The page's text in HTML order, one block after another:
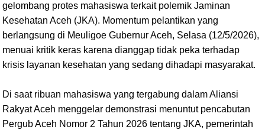
gelombang protes mahasiswa terkait polemik Jaminan
Kesehatan Aceh (JKA). Momentum pelantikan yang
berlangsung di Meuligoe Gubernur Aceh, Selasa (12/5/2026),
menuai kritik keras karena dianggap tidak peka terhadap
krisis layanan kesehatan yang sedang dihadapi masyarakat.
Di saat ribuan mahasiswa yang tergabung dalam Aliansi
Rakyat Aceh menggelar demonstrasi menuntut pencabutan
Pergub Aceh Nomor 2 Tahun 2026 tentang JKA, pemerintah